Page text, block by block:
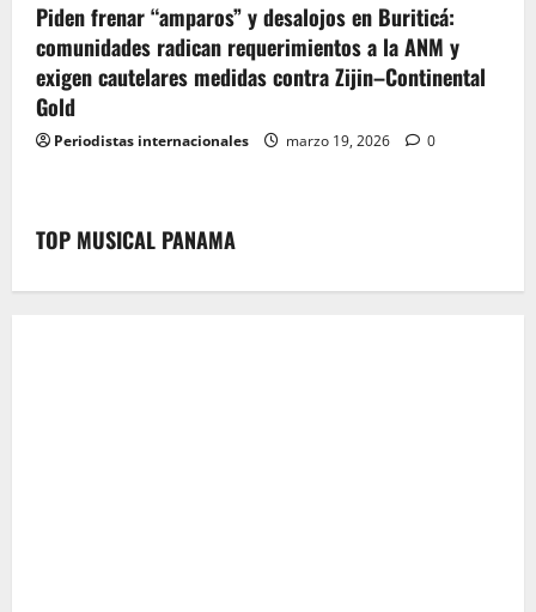
Piden frenar “amparos” y desalojos en Buriticá:
comunidades radican requerimientos a la ANM y
exigen cautelares medidas contra Zijin–Continental
Gold
Periodistas internacionales marzo 19, 2026 0
TOP MUSICAL PANAMA